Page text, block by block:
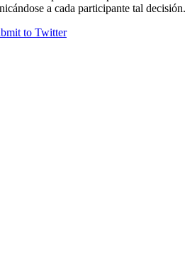
a cada participante tal decisión.